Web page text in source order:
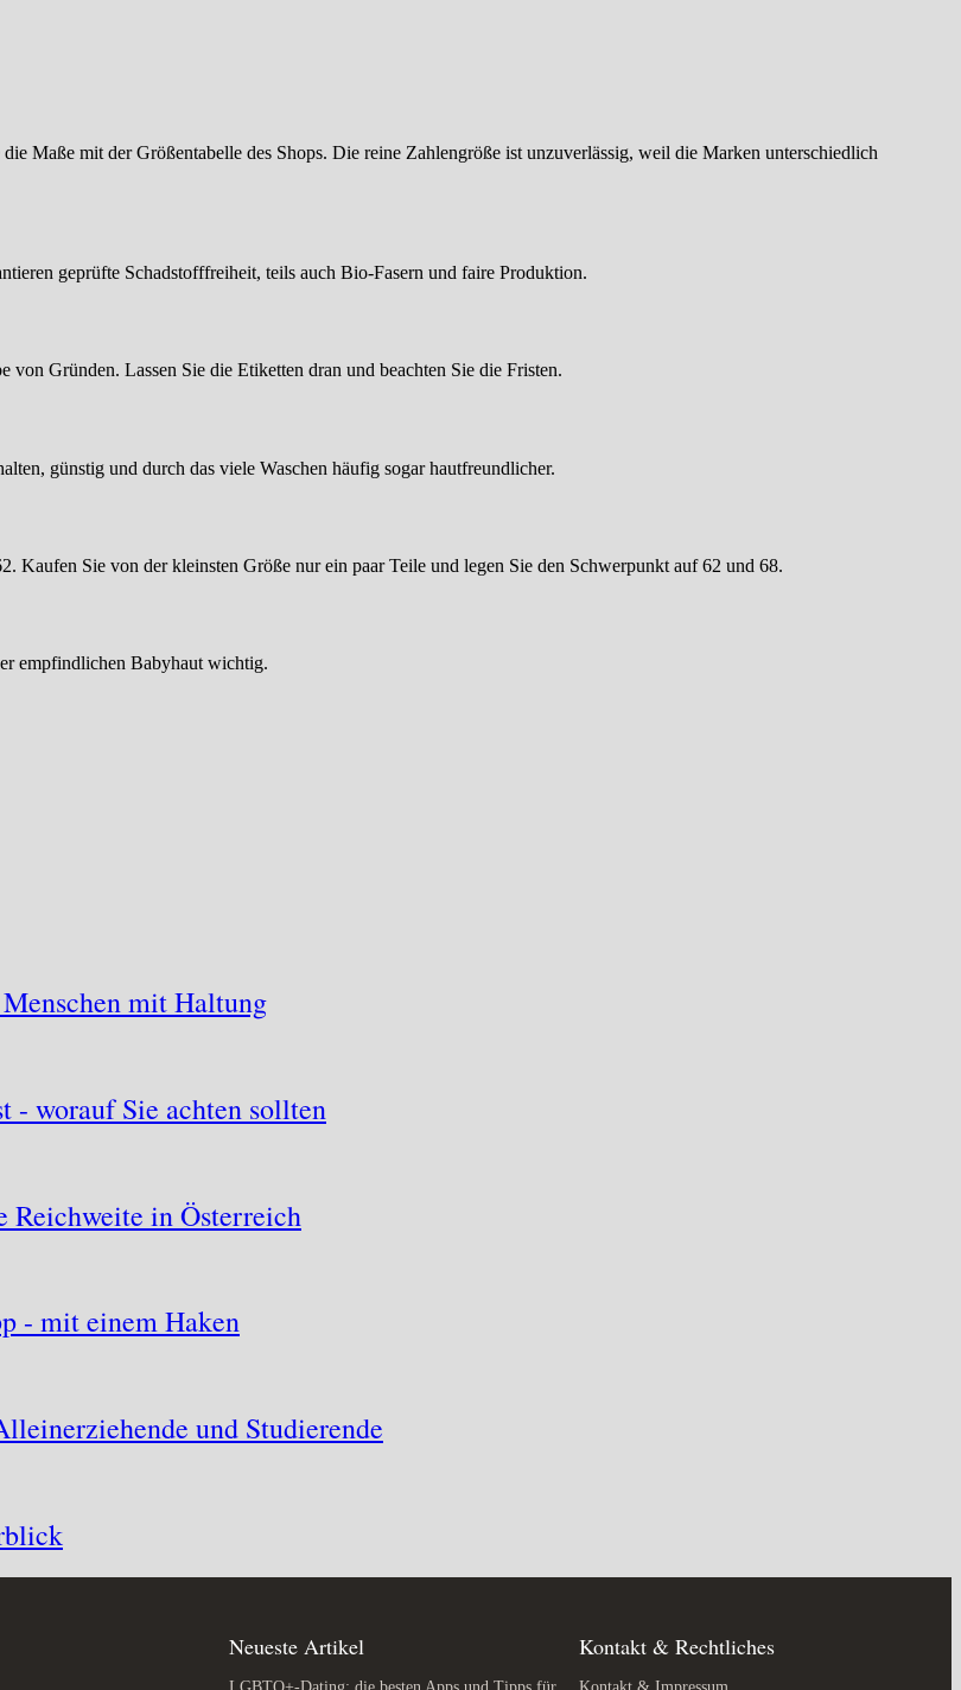
Maße mit der Größentabelle des Shops. Die reine Zahlengröße ist unzuverlässig, weil die Marken unterschiedlich
geprüfte Schadstofffreiheit, teils auch Bio-Fasern und faire Produktion.
Gründen. Lassen Sie die Etiketten dran und beachten Sie die Fristen.
günstig und durch das viele Waschen häufig sogar hautfreundlicher.
Kaufen Sie von der kleinsten Größe nur ein paar Teile und legen Sie den Schwerpunkt auf 62 und 68.
empfindlichen Babyhaut wichtig.
mit Haltung
- worauf Sie achten sollten
in Österreich
- mit einem Haken
und Studierende
Neueste Artikel Kontakt & Rechtliches